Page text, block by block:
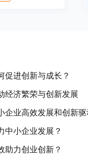
促进创新与成长？
经济繁荣与创新发展
企业高效发展和创新
中小企业发展？
助力创业创新？